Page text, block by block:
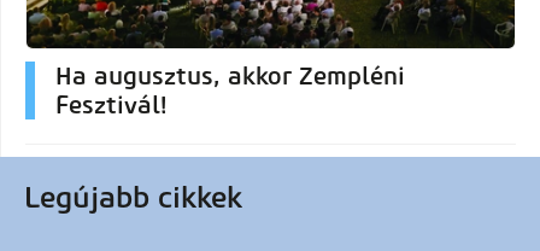
Ha augusztus, akkor Zempléni
Fesztivál!
Legújabb cikkek